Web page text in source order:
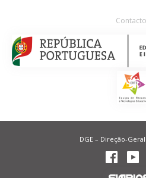
DGE – Direção-